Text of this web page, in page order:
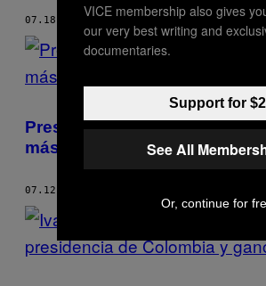
07.18.18 PORANDRÉS PÁRAMO IZQUIERDO
Presidente Duque: no más
más mandados
07.12.18
VICE membership also gives
our very best writing and
documentaries.
Support for $2
See All
Or, continue for